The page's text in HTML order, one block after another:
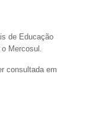
de Educação
Mercosul.
consultada em